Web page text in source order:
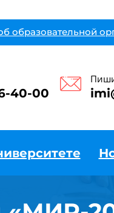
образовательной
40-00